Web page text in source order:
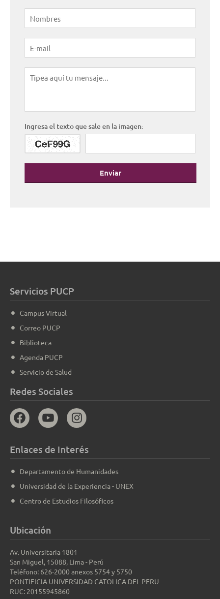
Ingresa el texto que sale en la imagen:
Enviar
Servicios PUCP
Campus Virtual
Correo PUCP
Biblioteca
Agenda PUCP
Servicio de Salud
Redes Sociales
Enlaces de Interés
Departamento de Humanidades
Universidad de la Experiencia - UNEX
Centro de Estudios Filosóficos
Ubicación
Av. Universitaria 1801
San Miguel, 15088, Lima - Perú
Teléfono: 626-2000 anexos 5754 y 5750
PONTIFICIA UNIVERSIDAD CATOLICA DEL PERU
RUC: 20155945860